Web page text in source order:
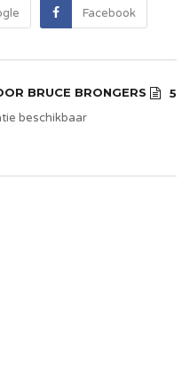
Facebook
BRUCE BRONGERS
5
beschikbaar